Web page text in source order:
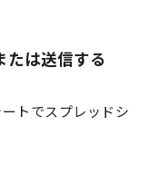
たは送信する
トでスプレッドシ